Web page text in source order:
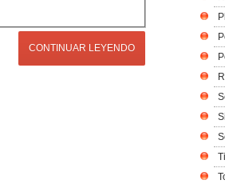
CONTINUAR LEYENDO